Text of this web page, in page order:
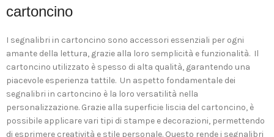
cartoncino
I segnalibri in cartoncino sono accessori essenziali per ogni
amante della lettura, grazie alla loro semplicità e funzionalità. Il
cartoncino utilizzato è spesso di alta qualità, garantendo una
piacevole esperienza tattile. Un aspetto fondamentale dei
segnalibri in cartoncino è la loro versatilità nella
personalizzazione. Grazie alla superficie liscia del cartoncino, è
possibile applicare vari tipi di stampe e decorazioni, permettendo
di esprimere creatività e stile personale. Questo rende i segnalibri